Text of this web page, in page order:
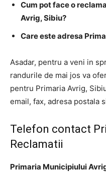
Cum pot face o
Avrig, Sibiu?
Care este adresa
Asadar, pentru a veni in
randurile de mai jos va
pentru Primaria Avrig,
email, fax, adresa postala
Telefon contact
Reclamatii
Primaria Municipiului